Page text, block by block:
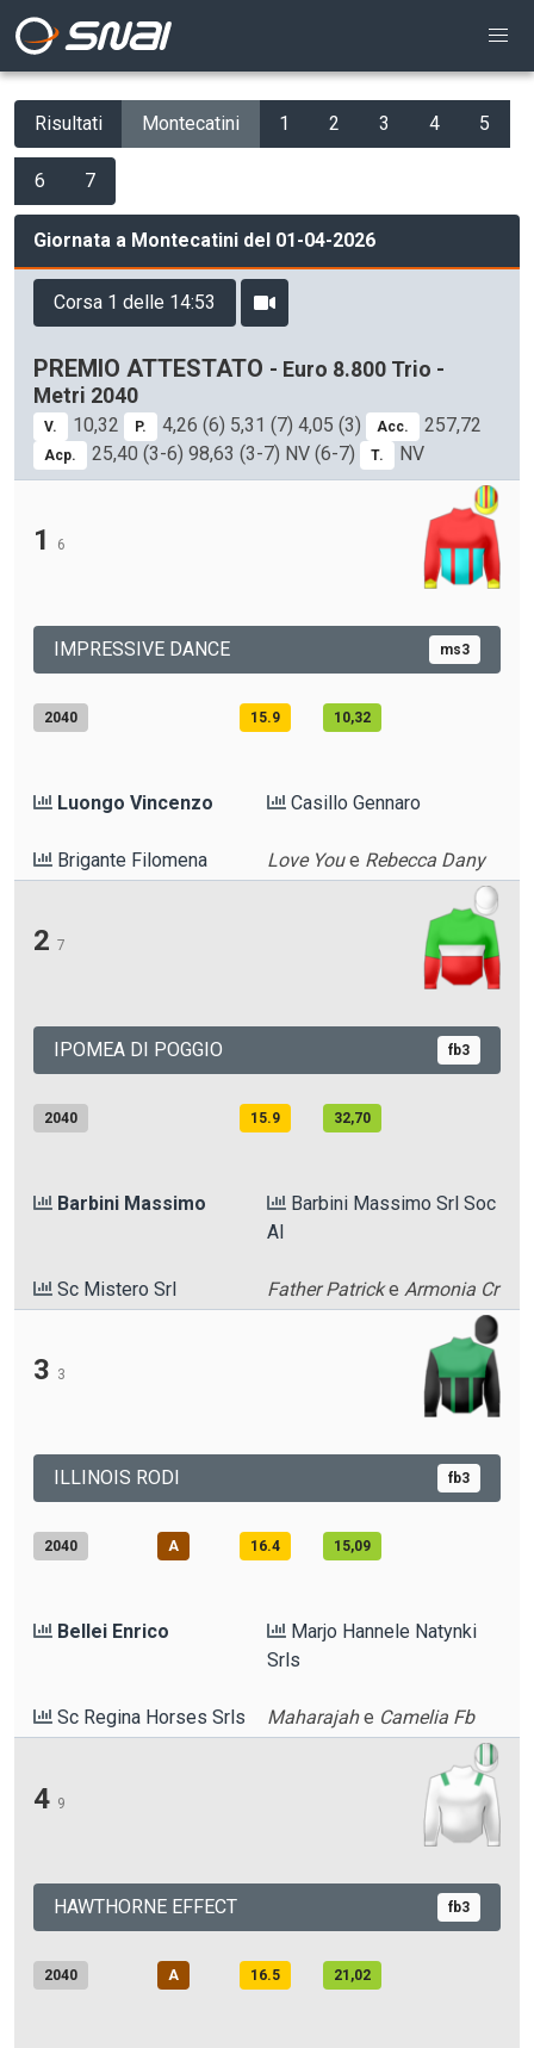
Risultati Montecatini 1 2 3 4 5
6 7
Giornata a Montecatini del 01-04-2026
Corsa 1 delle 14:53
PREMIO ATTESTATO - Euro 8.800 Trio -
Metri 2040
V. 10,32 P. 4,26 (6) 5,31 (7) 4,05 (3) Acc. 257,72
Acp. 25,40 (3-6) 98,63 (3-7) NV (6-7) T. NV
1 6
IMPRESSIVE DANCE ms3
2040 15.9 10,32
Luongo Vincenzo Casillo Gennaro
Brigante Filomena Love Youe Rebecca Dany
2 7
IPOMEA DI POGGIO fb3
2040 15.9 32,70
Barbini Massimo
Barbini Massimo Srl Soc
Al
Sc Mistero Srl Father Patricke Armonia Cr
3 3
ILLINOIS RODI fb3
2040 A 16.4 15,09
Bellei Enrico
Marjo Hannele Natynki
Srls
Sc Regina Horses Srls Maharajahe Camelia Fb
4 9
HAWTHORNE EFFECT fb3
2040 A 16.5 21,02